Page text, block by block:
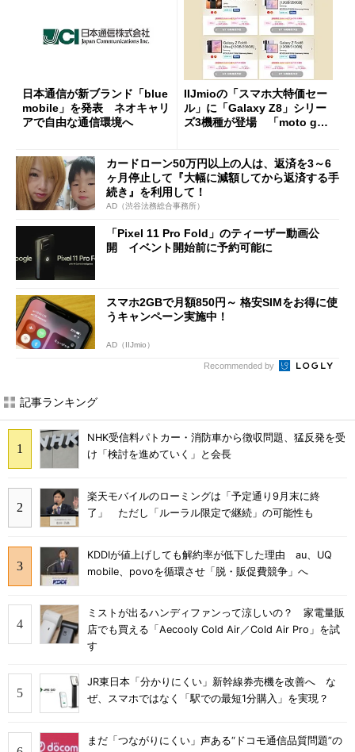
日本通信が新ブランド「blue
mobile」を発表 ネオキャリ
アで自由な通信環境へ
IIJmioの「スマホ大特価セー
ル」に「Galaxy Z8」シリー
ズ3機種が登場 「moto g37
カードローン50万円以上の人は、返済を3～6
ヶ月停止して『大幅に減額してから返済する手
続き』を利用して！
AD（渋谷法務総合事務所）
「Pixel 11 Pro Fold」のティーザー動画公
開 イベント開始前に予約可能に
スマホ2GBで月額850円～ 格安SIMをお得に使
うキャンペーン実施中！
AD（IIJmio）
Recommended by
記事ランキング
NHK受信料パトカー・消防車から徴収問題、猛反発を受
け「検討を進めていく」と会長
楽天モバイルのローミングは「予定通り9月末に終
了」 ただし「ルーラル限定で継続」の可能性も
KDDIが値上げしても解約率が低下した理由 au、UQ
mobile、povoを循環させ「脱・販促費競争」へ
ミストが出るハンディファンって涼しいの？ 家電量販
店でも買える「Aecooly Cold Air／Cold Air Pro」を試
す
JR東日本「分かりにくい」新幹線券売機を改善へ な
ぜ、スマホではなく「駅での最短1分購入」を実現？
まだ「つながりにくい」声ある“ドコモ通信品質問題”の